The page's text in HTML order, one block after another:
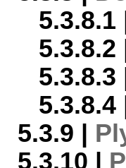
5.3.8.1 |
5.3.8.2 |
5.3.8.3 |
5.3.8.4 |
5.3.9 |
5.3.10 |